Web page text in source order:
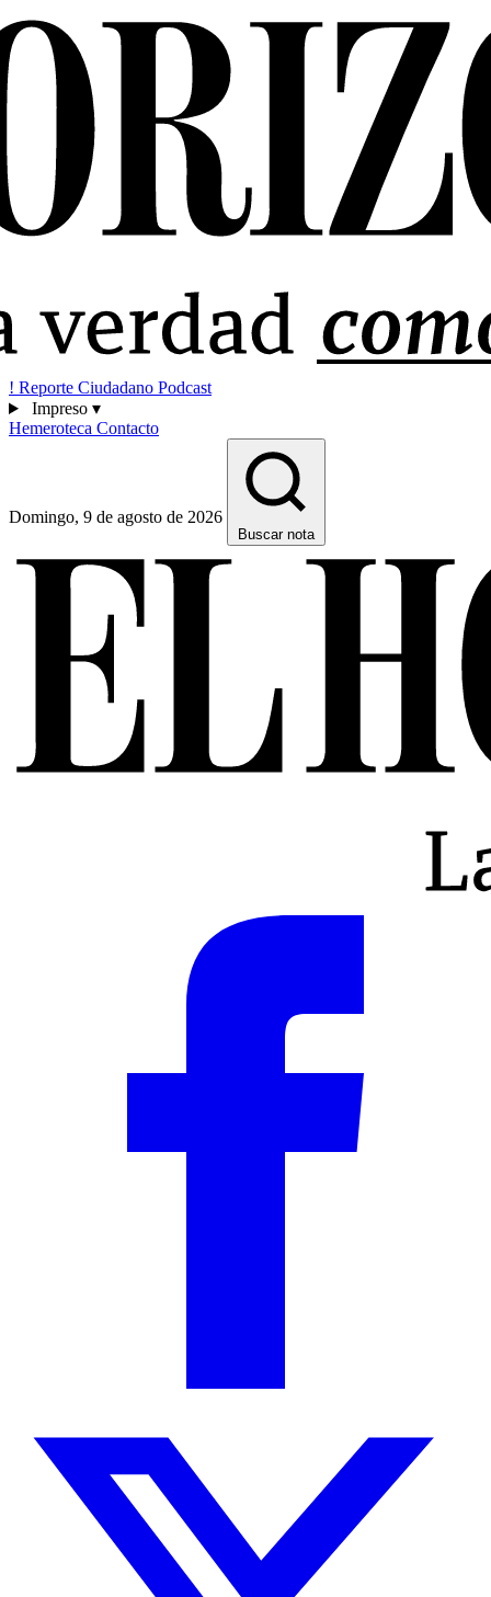
! Reporte Ciudadano Podcast
Impreso ▾
Hemeroteca Contacto
Domingo, 9 de agosto de 2026
Buscar nota